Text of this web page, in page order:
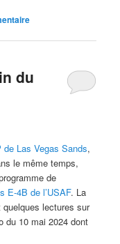
du
de Las Vegas Sands,
le même temps,
de
E-4B de l’USAF. La
quelques lectures sur
du 10 mai 2024 dont